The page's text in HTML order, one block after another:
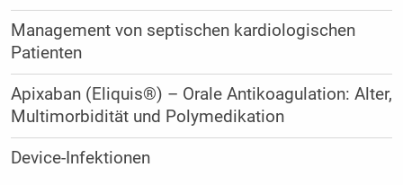
Management von septischen kardiologischen
Patienten
Apixaban (Eliquis®) – Orale Antikoagulation: Alter,
Multimorbidität und Polymedikation
Device-Infektionen